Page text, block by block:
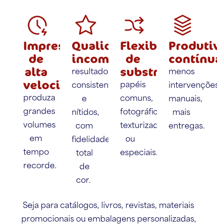
Impressão
de
alta
velocidade:
produza
grandes
volumes
em
tempo
recorde.
Qualidade
incomparável:
resultados
consistentes
e
nítidos,
com
fidelidade
total
de
cor.
Flexibilidade
de
substratos:
papéis
comuns,
fotográficos,
texturizados
ou
especiais.
menos
manuais,
mais
entregas.
Seja para catálogos, livros, revistas, materiais
promocionais ou embalagens personalizadas,